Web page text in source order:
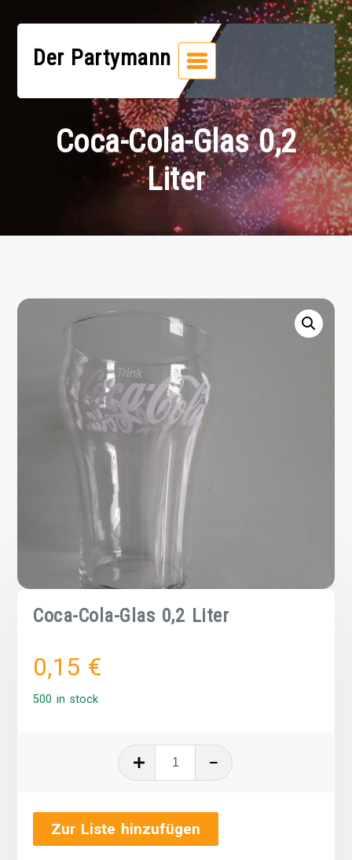
Inhalt
springenDer Partymann
Coca-Cola-Glas 0,2
Liter
Coca-Cola-Glas 0,2 Liter
0,15 €
500 in stock
0,2
Liter
Zur Liste hinzufügen